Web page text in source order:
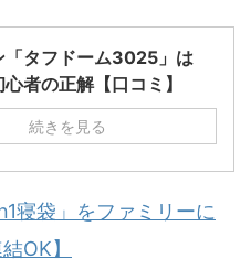
「タフドーム3025」は
者の正解【口コミ】
続きを見る
寝袋」をファミリーに
OK】